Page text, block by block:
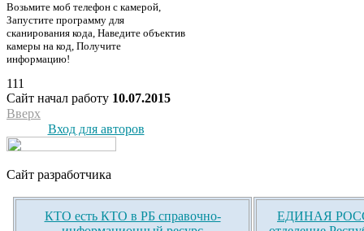
Возьмите моб телефон с камерой,
Запустите программу для
сканирования кода, Наведите объектив
камеры на код, Получите
информацию!
111
Сайт начал работу 10.07.2015
Вверх
Вход для авторов
Сайт разработчика
КТО есть КТО в РБ справочно-
ЕДИНАЯ